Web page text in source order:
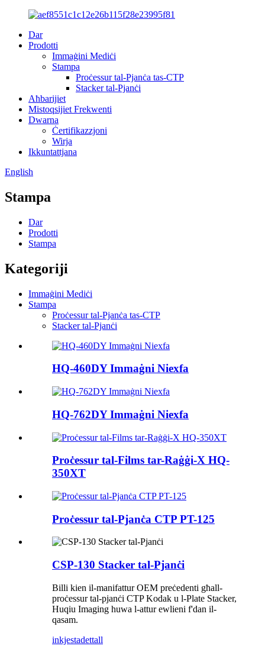
Dar
Prodotti
Immaġini Mediċi
Stampa
Proċessur tal-Pjanċa tas-CTP
Stacker tal-Pjanċi
Aħbarijiet
Mistoqsijiet Frekwenti
Dwarna
Ċertifikazzjoni
Wirja
Ikkuntattjana
English
Stampa
Dar
Prodotti
Stampa
Kategoriji
Immaġini Mediċi
Stampa
Proċessur tal-Pjanċa tas-CTP
Stacker tal-Pjanċi
HQ-460DY Immaġni Niexfa
HQ-762DY Immaġni Niexfa
Proċessur tal-Films tar-Raġġi-X HQ-
350XT
Proċessur tal-Pjanċa CTP PT-125
CSP-130 Stacker tal-Pjanċi
Billi kien il-manifattur OEM preċedenti għall-
proċessur tal-pjanċi CTP Kodak u l-Plate Stacker,
Huqiu Imaging huwa l-attur ewlieni f'dan il-
qasam.
inkjestadettall